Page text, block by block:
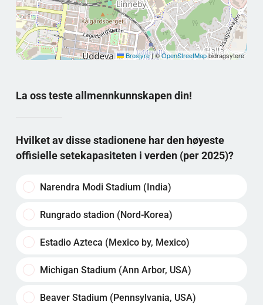
Brosjyre |©OpenStreetMapbidragsytere
La oss teste allmennkunnskapen din!
Hvilket av disse stadionene har den høyeste
offisielle setekapasiteten i verden (per 2025)?
Narendra Modi Stadium (India)
Rungrado stadion (Nord-Korea)
Estadio Azteca (Mexico by, Mexico)
Michigan Stadium (Ann Arbor, USA)
Beaver Stadium (Pennsylvania, USA)